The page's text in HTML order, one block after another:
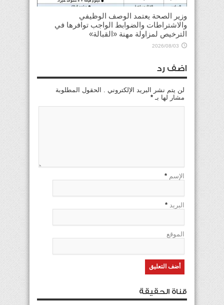
وزير الصحة يعتمد الوصف الوظيفي
والاشتراطات والضوابط الواجب توافرها في
الترخيص لمزاولة مهنة «القبالة»
2026/08/03
اضف رد
لن يتم نشر البريد الإلكتروني . الحقول المطلوبة
مشار لها بـ *
الإسم *
البريد *
الموقع
قناة الحقيقة